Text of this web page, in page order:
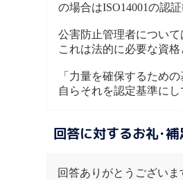
の場合はISO14001の認
公害防止管理者につい
これは法的に必要な資
「力量を確保するため
自らそれを認定基準に
回答に対するお礼･補
回答ありがとうございま